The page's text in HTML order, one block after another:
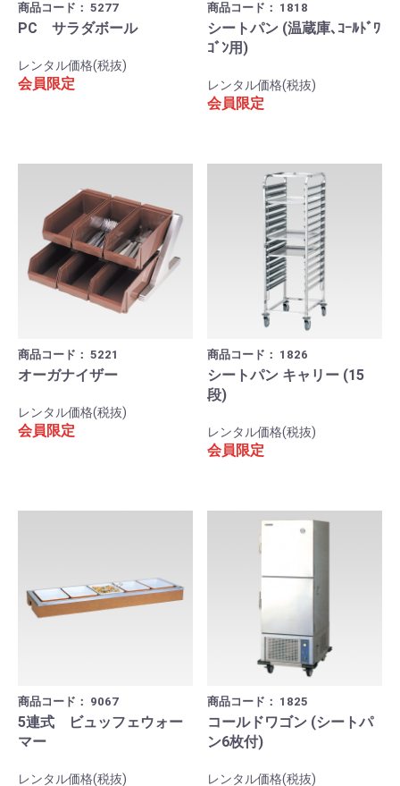
商品コード： 5277
PC サラダボール
レンタル価格(税抜)
会員限定
商品コード： 1818
シートパン (温蔵庫､ｺｰﾙﾄﾞﾜ
ｺﾞﾝ用)
レンタル価格(税抜)
会員限定
商品コード： 5221
オーガナイザー
レンタル価格(税抜)
会員限定
商品コード： 1826
シートパン キャリー (15
段)
レンタル価格(税抜)
会員限定
商品コード： 9067
5連式 ビュッフェウォー
マー
レンタル価格(税抜)
商品コード： 1825
コールドワゴン (シートパ
ン6枚付)
レンタル価格(税抜)